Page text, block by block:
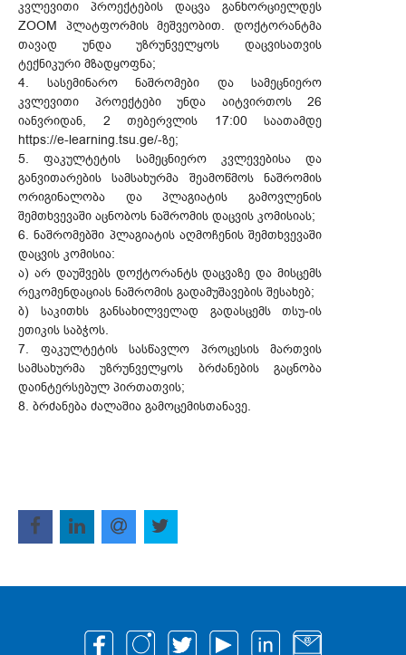
კვლევითი პროექტების დაცვა განხორციელდეს
ZOOM პლატფორმის მეშვეობით. დოქტორანტმა
თავად უნდა უზრუნველყოს დაცვისათვის
ტექნიკური მზადყოფნა;
4. სასემინარო ნაშრომები და სამეცნიერო
კვლევითი პროექტები უნდა აიტვირთოს 26
იანვრიდან, 2 თებერვლის 17:00 საათამდე
https://e-learning.tsu.ge/-ზე;
5. ფაკულტეტის სამეცნიერო კვლევებისა და
განვითარების სამსახურმა შეამოწმოს ნაშრომის
ორიგინალობა და პლაგიატის გამოვლენის
შემთხვევაში აცნობოს ნაშრომის დაცვის კომისიას;
6. ნაშრომებში პლაგიატის აღმოჩენის შემთხვევაში
დაცვის კომისია:
ა) არ დაუშვებს დოქტორანტს დაცვაზე და მისცემს
რეკომენდაციას ნაშრომის გადამუშავების შესახებ;
ბ) საკითხს განსახილველად გადასცემს თსუ-ის
ეთიკის საბჭოს.
7. ფაკულტეტის სასწავლო პროცესის მართვის
სამსახურმა უზრუნველყოს ბრძანების გაცნობა
დაინტერსებულ პირთათვის;
8. ბრძანება ძალაშია გამოცემისთანავე.